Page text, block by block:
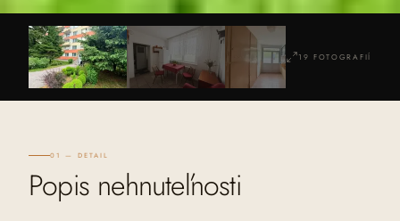
19 FOTOGRAFIÍ
01 — DETAIL
Popis nehnuteľnosti